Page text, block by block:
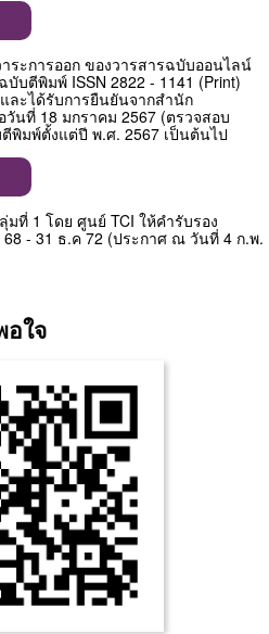
ระการออก ของวารสารฉบับออนไลน์
บับตีพิมพ์ ISSN 2822 - 1141 (Print)
ละได้รับการยืนยันจากสำนัก
นที่ 18 มกราคม 2567 (ตรวจสอบ
ตีพิมพ์ตั้งแต่ปี พ.ศ. 2567 เป็นต้นไป
มที่ 1 โดย ศูนย์ TCI ให้คำรับรอง
- 31 ธ.ค 72 (ประกาศ ณ วันที่ 4 ก.พ.
ใจ